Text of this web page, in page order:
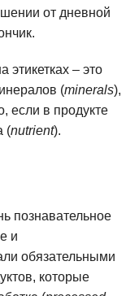
от дневной
этикетках – это
(minerals),
если в продукте
(nutrient).
познавательное
и
обязательными
которые